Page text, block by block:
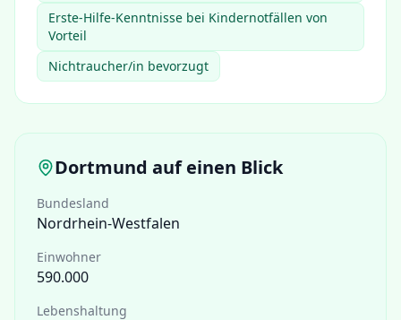
Erste-Hilfe-Kenntnisse bei Kindernotfällen von
Vorteil
Nichtraucher/in bevorzugt
Dortmund auf einen Blick
Bundesland
Nordrhein-Westfalen
Einwohner
590.000
Lebenshaltung